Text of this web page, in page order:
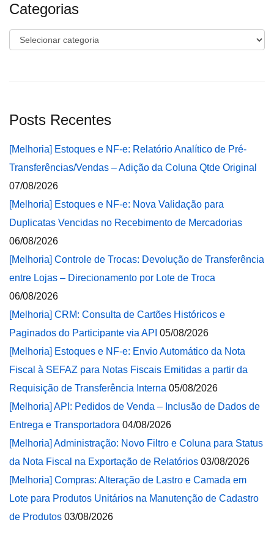
Categorias
Categorias
Posts Recentes
[Melhoria] Estoques e NF-e: Relatório Analítico de Pré-
Transferências/Vendas – Adição da Coluna Qtde Original
07/08/2026
[Melhoria] Estoques e NF-e: Nova Validação para
Duplicatas Vencidas no Recebimento de Mercadorias
06/08/2026
[Melhoria] Controle de Trocas: Devolução de Transferência
entre Lojas – Direcionamento por Lote de Troca
06/08/2026
[Melhoria] CRM: Consulta de Cartões Históricos e
Paginados do Participante via API 05/08/2026
[Melhoria] Estoques e NF-e: Envio Automático da Nota
Fiscal à SEFAZ para Notas Fiscais Emitidas a partir da
Requisição de Transferência Interna 05/08/2026
[Melhoria] API: Pedidos de Venda – Inclusão de Dados de
Entrega e Transportadora 04/08/2026
[Melhoria] Administração: Novo Filtro e Coluna para Status
da Nota Fiscal na Exportação de Relatórios 03/08/2026
[Melhoria] Compras: Alteração de Lastro e Camada em
Lote para Produtos Unitários na Manutenção de Cadastro
de Produtos 03/08/2026